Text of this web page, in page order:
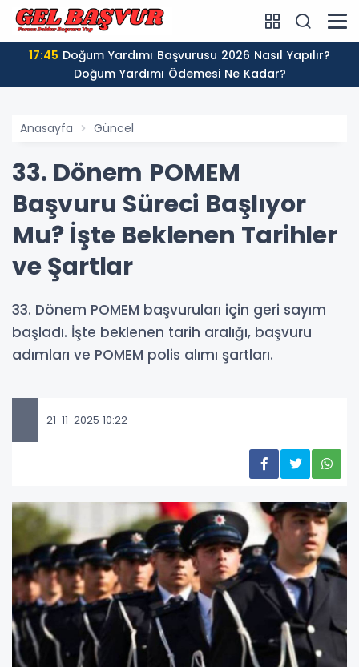
17:45
Doğum Yardımı Ödemesi Ne Kadar?
Anasayfa Güncel
33. Dönem POMEM
Başvuru Süreci Başlıyor
Mu? İşte Beklenen Tarihler
ve Şartlar
33. Dönem POMEM başvuruları için geri sayım
başladı. İşte beklenen tarih aralığı, başvuru
adımları ve POMEM polis alımı şartları.
21-11-2025 10:22